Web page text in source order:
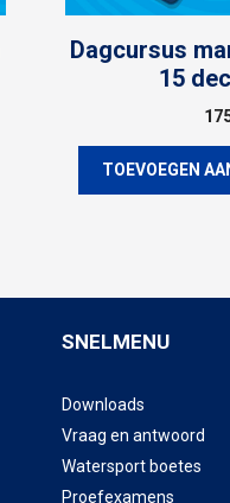
Dagcursus
15
TOEVOEGEN
SNELMENU
Downloads
Vraag en antwoord
Watersport boetes
Proefexamens